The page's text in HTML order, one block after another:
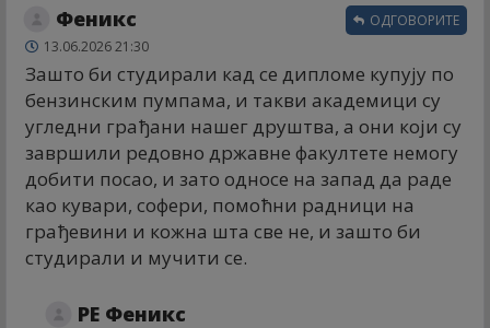
Феникс
13.06.2026 21:30
Зашто би студирали кад се дипломе купују по
бензинским пумпама, и такви академици су
угледни грађани нашег друштва, а они који су
завршили редовно државне факултете немогу
добити посао, и зато односе на запад да раде
као кувари, софери, помоћни радници на
грађевини и кожна шта све не, и зашто би
студирали и мучити се.
ОДГОВОРИТЕ
РЕ Феникс